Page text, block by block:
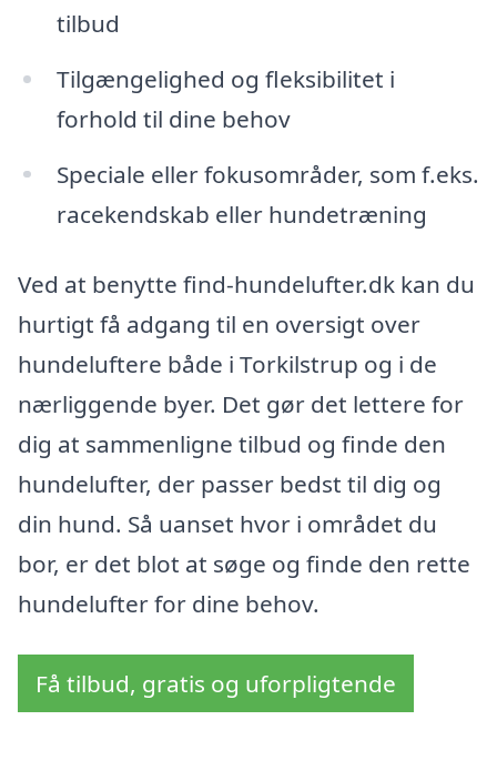
tilbud
Tilgængelighed og fleksibilitet i
forhold til dine behov
Speciale eller fokusområder, som f.eks.
racekendskab eller hundetræning
Ved at benytte find-hundelufter.dk kan du
hurtigt få adgang til en oversigt over
hundeluftere både i Torkilstrup og i de
nærliggende byer. Det gør det lettere for
dig at sammenligne tilbud og finde den
hundelufter, der passer bedst til dig og
din hund. Så uanset hvor i området du
bor, er det blot at søge og finde den rette
hundelufter for dine behov.
Få tilbud, gratis og uforpligtende